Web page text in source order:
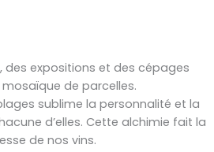
des expositions et des cépages
de parcelles.
sublime la personnalité et la
d’elles. Cette alchimie fait la
de nos vins.